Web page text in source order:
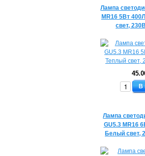
Лампа
MR16 5Вт
свет,
В
Лампа
GU5.3 MR16
Белый свет,